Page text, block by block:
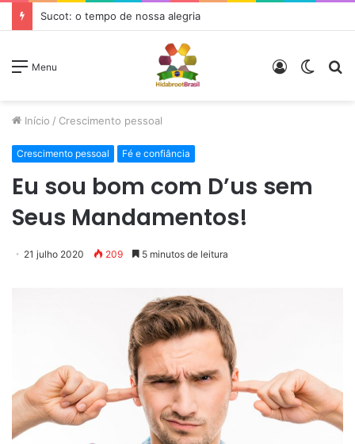
Sucot: o tempo de nossa alegria
Menu
Switch
Entrar
Início / Crescimento pessoal
Crescimento pessoal Fé e confiância
Eu sou bom com D’us sem
Seus Mandamentos!
21 julho 2020 209 5 minutos de leitura